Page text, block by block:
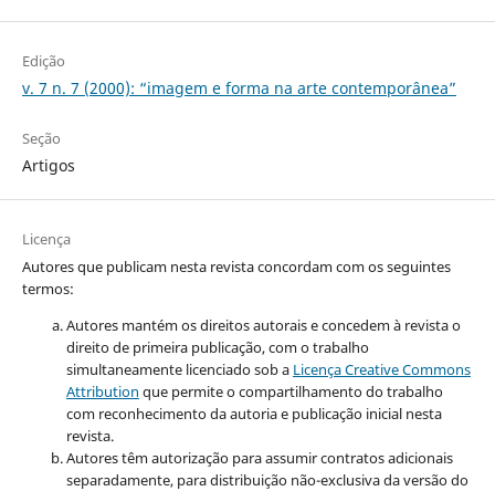
Edição
v. 7 n. 7 (2000): “imagem e forma na arte contemporânea”
Seção
Artigos
Licença
Autores que publicam nesta revista concordam com os seguintes
termos:
Autores mantém os direitos autorais e concedem à revista o
direito de primeira publicação, com o trabalho
simultaneamente licenciado sob a Licença Creative Commons
Attribution que permite o compartilhamento do trabalho
com reconhecimento da autoria e publicação inicial nesta
revista.
Autores têm autorização para assumir contratos adicionais
separadamente, para distribuição não-exclusiva da versão do